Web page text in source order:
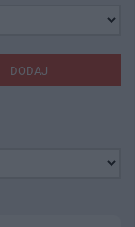
DODAJ